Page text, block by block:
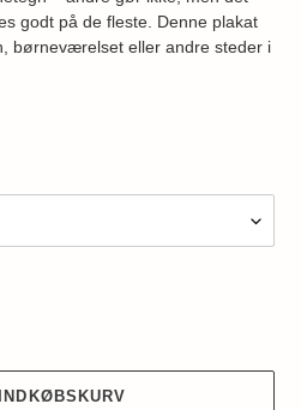
godt på de fleste. Denne plakat
børneværelset eller andre steder i